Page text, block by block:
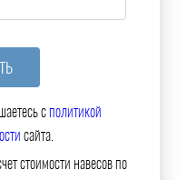
сполитикой
сайта.
стоимости навесов по